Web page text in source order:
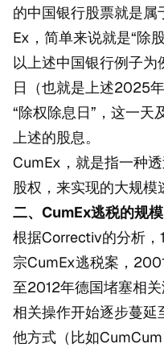
的中国银行股票就是属
Ex，简单来说就是“除股
以上述中国银行例子为
日（也就是上述2025
“除权除息日”，这一天
上述的股息。
CumEx，就是指一种透
股权，来实现的大规模
二、CumEx逃税的规模
根据Correctiv的分析
宗CumEx逃税案，
至2012年德国堵塞相
相关操作开始逐步蔓
他方式（比如